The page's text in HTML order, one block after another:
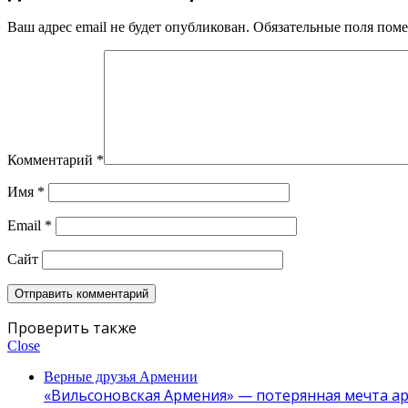
Ваш адрес email не будет опубликован. Обязательные поля
Комментарий *
Имя *
Email *
Сайт
Проверить также
Close
Верные друзья Армении
«Вильсоновская Армения» — потерянная мечта